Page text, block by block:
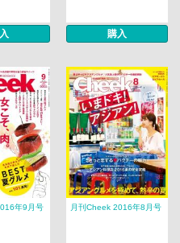
購入
年9月号 月刊Cheek 2016年8月号